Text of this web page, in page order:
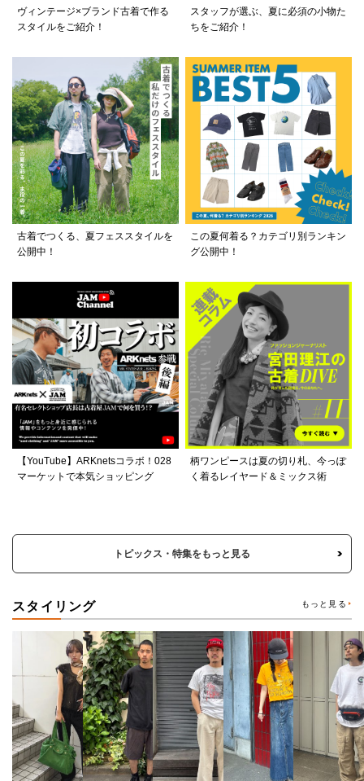
ヴィンテージ×ブランド古着で作る
スタイルをご紹介！
スタッフが選ぶ、夏に必須の小物た
ちをご紹介！
古着でつくる、夏フェススタイルを
公開中！
この夏何着る？カテゴリ別ランキン
グ公開中！
【YouTube】ARKnetsコラボ！028
マーケットで本気ショッピング
柄ワンピースは夏の切り札、今っぽ
く着るレイヤード＆ミックス術
トピックス・特集をもっと見る
スタイリング もっと見る